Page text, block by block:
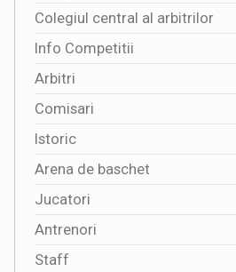
Colegiul central al arbitrilor
Info Competitii
Arbitri
Comisari
Istoric
Arena de baschet
Jucatori
Antrenori
Staff